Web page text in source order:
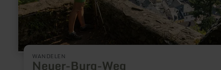
WANDELEN
Neuer-Burg-Weg